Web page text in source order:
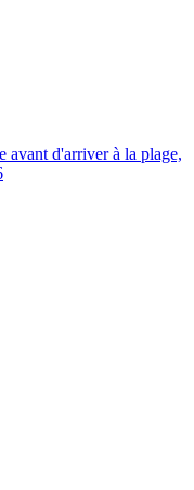
avant d'arriver à la plage,